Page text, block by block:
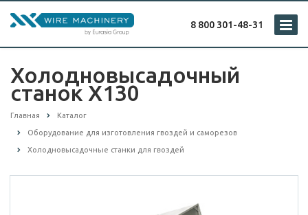
8 800 301-48-31
Холодновысадочный
станок X130
Главная Каталог
Оборудование для изготовления гвоздей и саморезов
Холодновысадочные станки для гвоздей